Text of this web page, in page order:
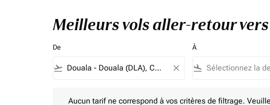
Meilleurs vols aller-retour
De
flight_takeoff close
À
flight_land
Aucun tarif ne correspond à vos critères de filtrage.